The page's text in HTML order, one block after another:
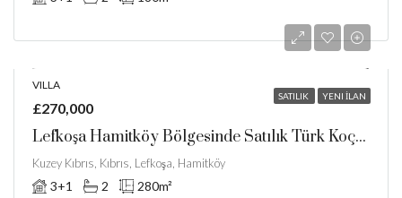
SATILIK YENI İLAN
VILLA
£270,000
Lefkoşa Hamitköy Bölgesinde Satılık Türk Koçanlı 48 Ay Vade Ile Yeni Villalar
Kuzey Kıbrıs, Kıbrıs, Lefkoşa, Hamitköy
3+1 2 280m²